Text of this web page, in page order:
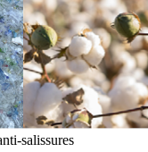
salissures